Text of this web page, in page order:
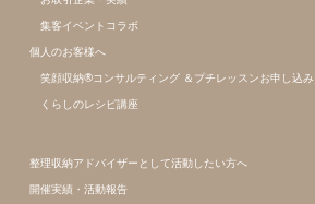
集客イベントコラボ
個人のお客様へ
笑顔収納®コンサルティング ＆プチレッスンお申し込み
くらしのレシピ講座
整理収納アドバイザーとして活動したい方へ
開催実績・活動報告